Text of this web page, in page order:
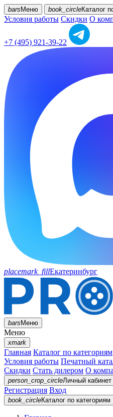
bars Меню book_circleКаталог
Условия работы Скидки О
+7 (495) 921-39-22
placemark_fillЕкатеринбург
barsМеню
Меню
xmark
Главная Каталог по категориям
Условия работы Печатный
Скидки Стать дилером О
person_crop_circleЛичный кабинет
Регистрация Вход
book_circleКаталог по категориям